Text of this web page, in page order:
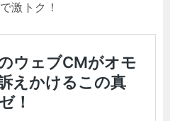
で激トク！